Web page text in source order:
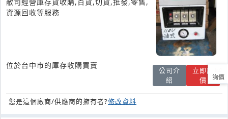
資源回收等服務
位於台中市的庫存收購買賣
公司介
紹
立即詢
價
您是這個廠商/供應商的擁有者?修改資料
詢價